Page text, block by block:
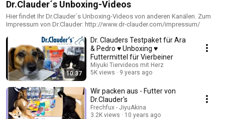
Dr.Clauder´s Unboxing-Videos
Hier findet Ihr Dr.Clauder´s Unboxing-Videos von anderen Kanälen. Zum
Impressum von Dr.Clauder: http://www.dr-clauder.com/impressum/
10:37
Dr. Clauders Testpaket für Ara
& Pedro ♥ Unboxing ♥
Futtermittel für Vierbeiner
Miyuki Tiervideos mit Herz
5K views
9 years ago
Wir packen aus - Futter von
Dr.Clauder's
Frechfux - JiyuAkina
3.2K views
10 years ago